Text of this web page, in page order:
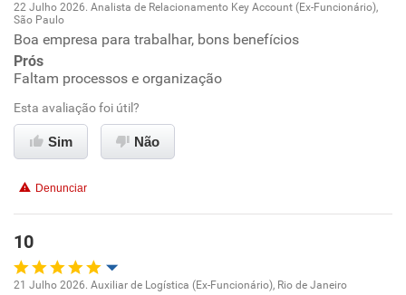
Oportunidade de promoção
Ambiente de trabalho
Conciliação com a vida familiar
Benefícios
22 Julho 2026. Analista de Relacionamento Key Account (Ex-Funcionário),
São Paulo
Boa empresa para trabalhar, bons benefícios
Prós
Faltam processos e organização
Esta avaliação foi útil?
Sim Não
Denunciar
10
21 Julho 2026. Auxiliar de Logística (Ex-Funcionário), Rio de Janeiro